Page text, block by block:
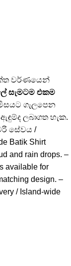
වර්ණයෙන්
සැමටම එකම
ගැලපෙන
ලබාගත හැක.
සේවය /
Batik Shirt
and rain drops. –
available for
design. –
/ Island-wide